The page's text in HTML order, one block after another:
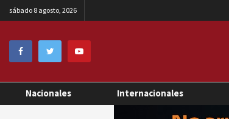
sábado 8 agosto, 2026
Nacionales Internacionales